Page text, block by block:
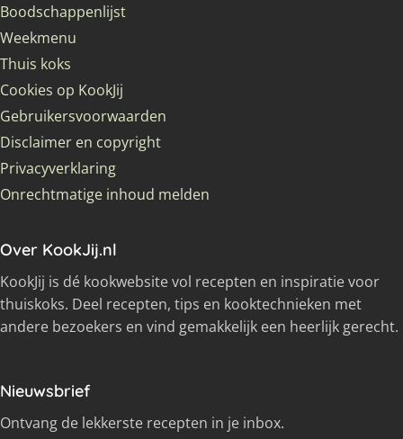
Boodschappenlijst
Weekmenu
Thuis koks
Cookies op KookJij
Gebruikersvoorwaarden
Disclaimer en copyright
Privacyverklaring
Onrechtmatige inhoud melden
Over KookJij.nl
KookJij is dé kookwebsite vol recepten en inspiratie voor
thuiskoks. Deel recepten, tips en kooktechnieken met
andere bezoekers en vind gemakkelijk een heerlijk gerecht.
Nieuwsbrief
Ontvang de lekkerste recepten in je inbox.